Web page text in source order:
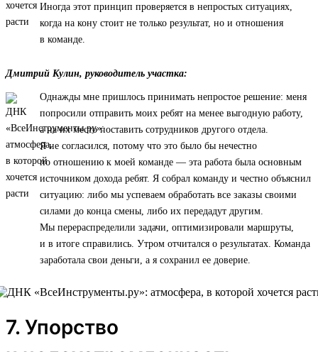
Иногда этот принцип проверяется в непростых ситуациях,
когда на кону стоит не только результат, но и отношения
в команде.
Дмитрий Кулин, руководитель участка:
Однажды мне пришлось принимать непростое решение: меня
попросили отправить моих ребят на менее выгодную работу,
а на их место поставить сотрудников другого отдела.
Я не согласился, потому что это было бы нечестно
по отношению к моей команде — эта работа была основным
источником дохода ребят. Я собрал команду и честно объяснил
ситуацию: либо мы успеваем обработать все заказы своими
силами до конца смены, либо их передадут другим.
Мы перераспределили задачи, оптимизировали маршруты,
и в итоге справились. Утром отчитался о результатах. Команда
заработала свои деньги, а я сохранил ее доверие.
7. Упорство